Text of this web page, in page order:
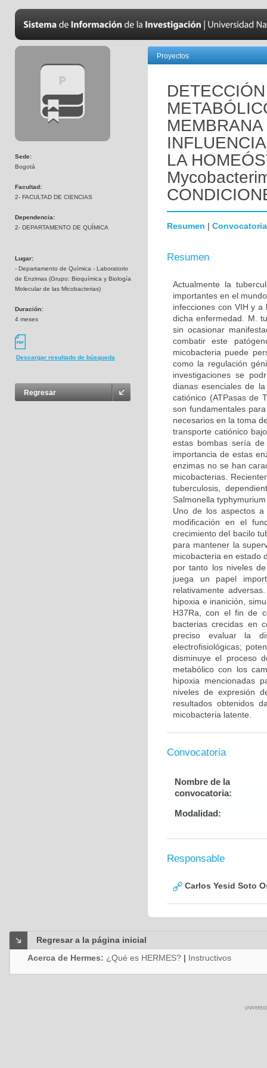
Sede:
Bogotá
Facultad:
2- FACULTAD DE CIENCIAS
Dependencia:
2- DEPARTAMENTO DE QUÍMICA
Lugar:
- Departamento de Química - Laboratorio
de Enzimas (Grupo: Bioquímica y Biología
Molecular de las Micobacterias)
Duración:
4 meses
Descargar resultado de búsqueda
Regresar
Proyectos
LA
Resumen | Convocatoria
Resumen
Actualmente la
importantes en el
infecciones con VIH y
dicha enfermedad. M.
sin ocasionar
combatir este
micobacteria puede
como la regulación
investigaciones se
dianas esenciales de
catiónico (ATPasas de
son fundamentales
necesarios en la toma
transporte catiónico
estas bombas sería
importancia de estas
enzimas no se han
micobacterias.
tuberculosis,
Salmonella
Uno de los aspectos
modificación en el
crecimiento del bacilo
para mantener la
micobacteria en estado
por tanto los niveles
juega un papel
relativamente
hipoxia e inanición,
H37Ra, con el fin de
bacterias crecidas en
preciso evaluar la
electrofisiológicas;
disminuye el proceso
metabólico con los
hipoxia mencionadas
niveles de expresión
resultados obtenidos
micobacteria latente.
Convocatoria
Nombre de la
convocatoria:
Modalidad:
Responsable
Carlos Yesid Soto
Regresar a la página inicial
Acerca de Hermes: ¿Qué es HERMES? | Instructivos